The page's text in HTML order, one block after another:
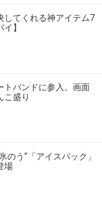
してくれる神アイテム7
】
トバンドに参入。画面
こ盛り
のう”「アイスパック」
場